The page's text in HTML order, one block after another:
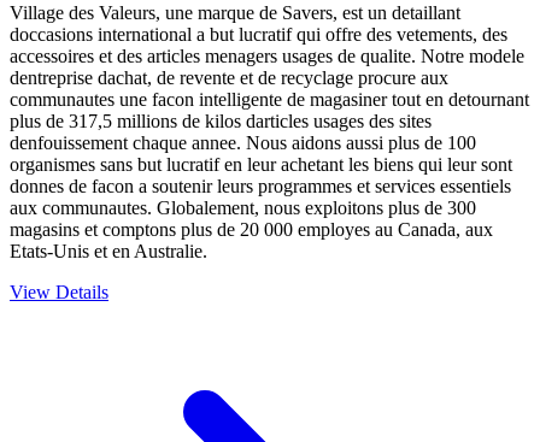
Village des Valeurs, une marque de Savers, est un detaillant
doccasions international a but lucratif qui offre des vetements, des
accessoires et des articles menagers usages de qualite. Notre modele
dentreprise dachat, de revente et de recyclage procure aux
communautes une facon intelligente de magasiner tout en detournant
plus de 317,5 millions de kilos darticles usages des sites
denfouissement chaque annee. Nous aidons aussi plus de 100
organismes sans but lucratif en leur achetant les biens qui leur sont
donnes de facon a soutenir leurs programmes et services essentiels
aux communautes. Globalement, nous exploitons plus de 300
magasins et comptons plus de 20 000 employes au Canada, aux
Etats-Unis et en Australie.
View Details